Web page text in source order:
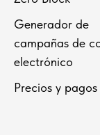
Generador de
campañas de
electrónico
Precios y pagos